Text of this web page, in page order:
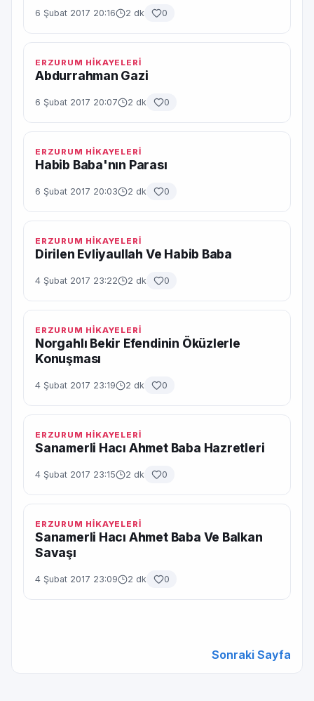
6 Şubat 2017 20:16 2 dk 0
ERZURUM HİKAYELERİ
Abdurrahman Gazi
6 Şubat 2017 20:07 2 dk 0
ERZURUM HİKAYELERİ
Habib Baba'nın Parası
6 Şubat 2017 20:03 2 dk 0
ERZURUM HİKAYELERİ
Dirilen Evliyaullah Ve Habib Baba
4 Şubat 2017 23:22 2 dk 0
ERZURUM HİKAYELERİ
Norgahlı Bekir Efendinin Öküzlerle
Konuşması
4 Şubat 2017 23:19 2 dk 0
ERZURUM HİKAYELERİ
Sanamerli Hacı Ahmet Baba Hazretleri
4 Şubat 2017 23:15 2 dk 0
ERZURUM HİKAYELERİ
Sanamerli Hacı Ahmet Baba Ve Balkan
Savaşı
4 Şubat 2017 23:09 2 dk 0
Sonraki Sayfa